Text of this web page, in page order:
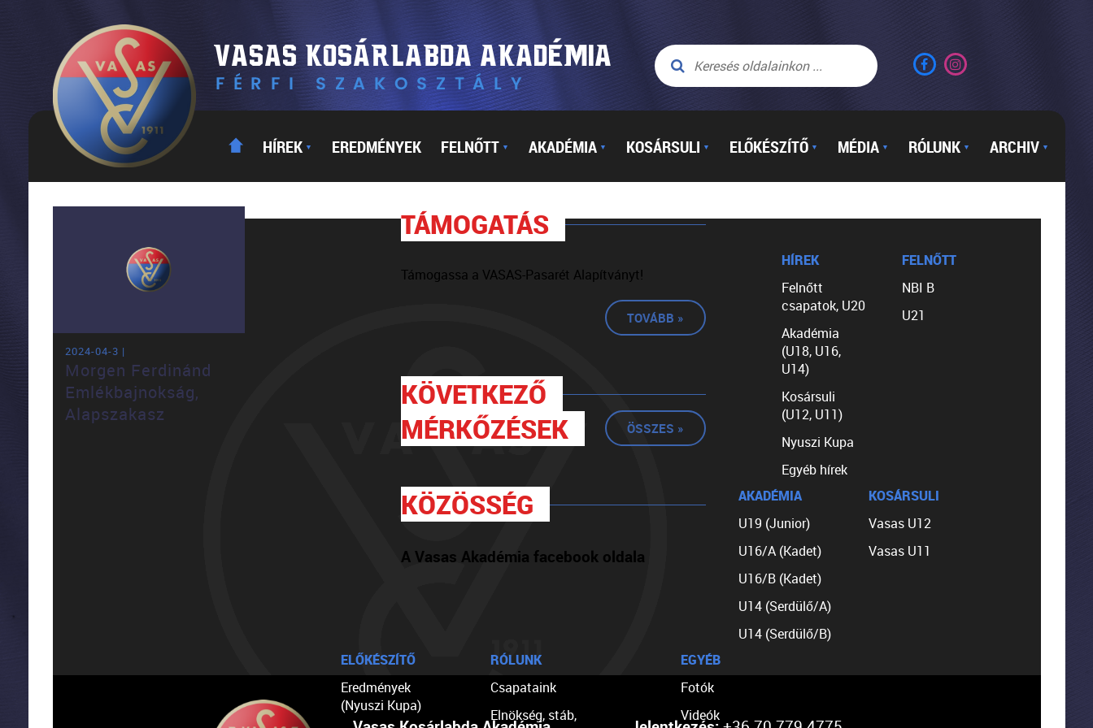
HÍREK ▼ EREDMÉNYEK FELNŐTT ▼ AKADÉMIA ▼ KOSÁRSULI ▼ ELŐKÉSZÍTŐ ▼ MÉDIA ▼ RÓLUNK ▼ ARCHIV ▼
2024-04-3 |
Morgen Ferdinánd
Emlékbajnokság,
Alapszakasz
TÁMOGATÁS
Támogassa a VASAS-Pasarét Alapítványt!
TOVÁBB »
KÖVETKEZŐ
MÉRKŐZÉSEK
ÖSSZES »
KÖZÖSSÉG
A Vasas Akadémia facebook oldala
HÍREK
Felnőtt
csapatok, U20
Akadémia
(U18, U16,
U14)
Kosársuli
(U12, U11)
Nyuszi Kupa
Egyéb hírek
FELNŐTT
NBI B
U21
AKADÉMIA
U19 (Junior)
U16/A (Kadet)
U16/B (Kadet)
U14 (Serdülő/A)
U14 (Serdülő/B)
KOSÁRSULI
Vasas U12
Vasas U11
ELŐKÉSZÍTŐ
Eredmények
(Nyuszi Kupa)
RÓLUNK
Csapataink
Elnökség, stáb,
EGYÉB
Fotók
Videók